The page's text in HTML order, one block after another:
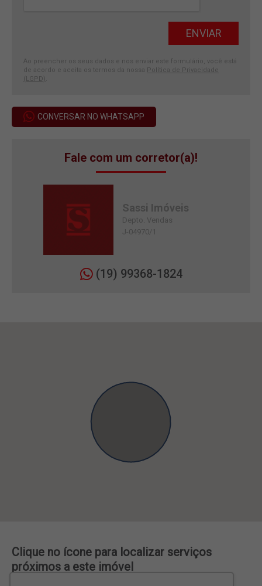
Ao preencher os seus dados e nos enviar este formulário, você está
de acordo e aceita os termos da nossa Política de Privacidade
(LGPD)
CONVERSAR NO WHATSAPP
Fale com um corretor(a)!
Sassi Imóveis
Depto. Vendas
J-04970/1
(19) 99368-1824